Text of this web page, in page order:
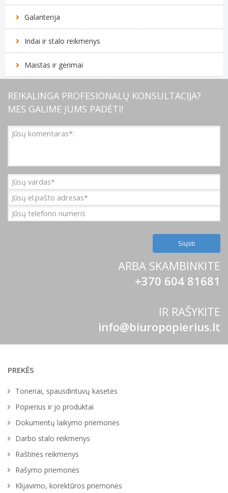
Galanterija
Indai ir stalo reikmenys
Maistas ir gėrimai
REIKALINGA PROFESIONALŲ KONSULTACIJA?
MES GALIME JUMS PADĖTI!
ARBA SKAMBINKITE
+370 604 81681
IR RAŠYKITE
info@biuropopierius.lt
PREKĖS
Toneriai, spausdintuvų kasetės
Popierius ir jo produktai
Dokumentų laikymo priemonės
Darbo stalo reikmenys
Raštinės reikmenys
Rašymo priemonės
Klijavimo, korektūros priemonės